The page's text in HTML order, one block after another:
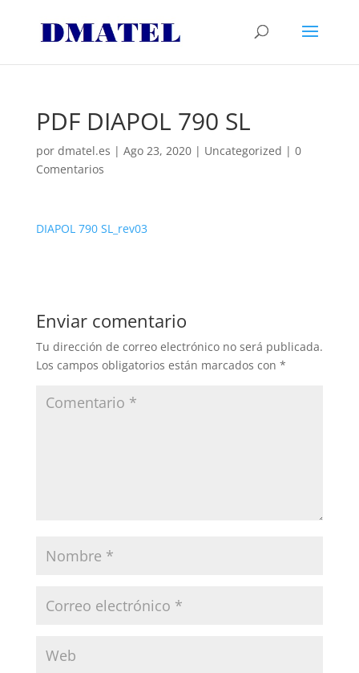
PDF DIAPOL 790 SL
por dmatel.es | Ago 23, 2020| Uncategorized | 0
Comentarios
DIAPOL 790 SL_rev03
Enviar comentario
Tu dirección de correo electrónico no será publicada.
Los campos obligatorios están marcados con *